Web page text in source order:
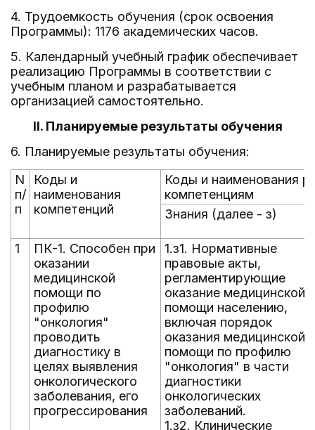
4. Трудоемкость обучения (срок освоения
Программы): 1176 академических часов.
5. Календарный учебный график обеспечивает
реализацию Программы в соответствии с
учебным планом и разрабатывается
организацией самостоятельно.
II. Планируемые результаты обучения
6. Планируемые результаты обучения:
N
п/
п
Коды и
наименования
компетенций
Коды и наименования
компетенциям
Знания (далее - з)
1
ПК-1. Способен при
оказании
медицинской
помощи по
профилю
"онкология"
проводить
диагностику в
целях выявления
онкологического
заболевания, его
прогрессирования
1.з1. Нормативные
правовые акты,
регламентирующие
оказание медицинской
помощи населению,
включая порядок
оказания медицинской
помощи по профилю
"онкология" в части
диагностики
онкологических
заболеваний.
1.з2. Клинические